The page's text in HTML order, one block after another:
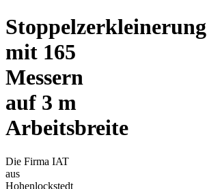
Stoppelzerkleinerung
mit 165
Messern
auf 3 m
Arbeitsbreite
Die Firma IAT
aus
Hohenlockstedt